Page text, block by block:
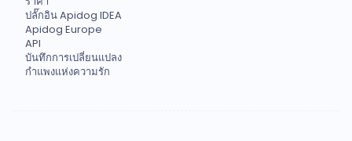
ปลั๊กอิน Apidog IDEA
Apidog Europe
API
บันทึกการเปลี่ยนแปลง
กำแพงแห่งความรัก